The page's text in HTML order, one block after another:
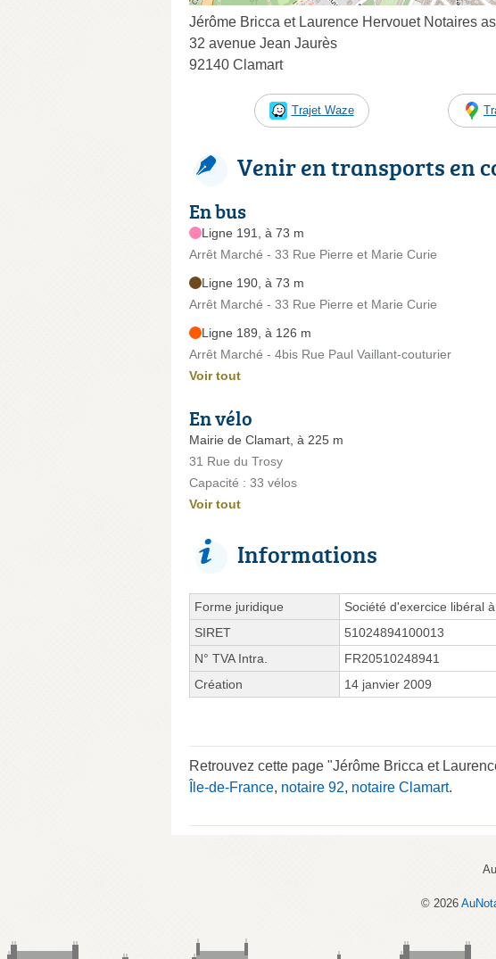
Jérôme Bricca et Laurence Hervouet Notaires
32 avenue Jean Jaurès
92140 Clamart
Trajet Waze
Venir en transports en
En bus
Ligne 191, à 73 m
Arrêt Marché - 33 Rue Pierre et Marie Curie
Ligne 190, à 73 m
Arrêt Marché - 33 Rue Pierre et Marie Curie
Ligne 189, à 126 m
Arrêt Marché - 4bis Rue Paul Vaillant-couturier
Voir tout
En vélo
Mairie de Clamart, à 225 m
31 Rue du Trosy
Capacité : 33 vélos
Voir tout
Informations
Forme juridique
Société d'exercice libéral
SIRET
51024894100013
N° TVA Intra.
FR20510248941
Création
14 janvier 2009
Retrouvez cette page "Jérôme Bricca et
Île-de-France, notaire 92, notaire Clamart.
© 2026